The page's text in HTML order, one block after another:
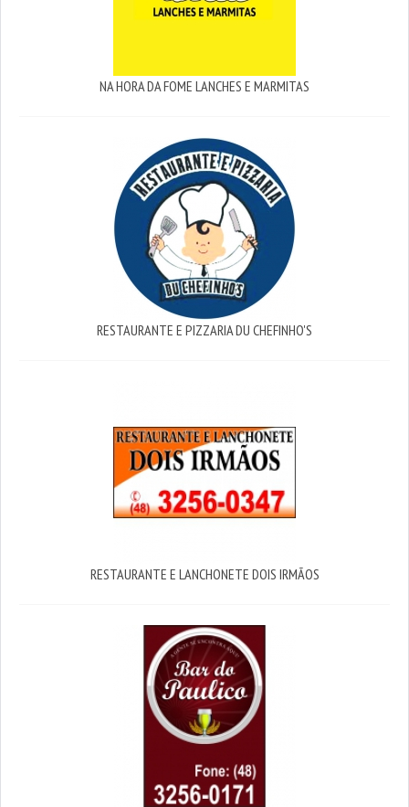
NA HORA DA FOME LANCHES E MARMITAS
RESTAURANTE E PIZZARIA DU CHEFINHO'S
RESTAURANTE E LANCHONETE DOIS IRMÃOS